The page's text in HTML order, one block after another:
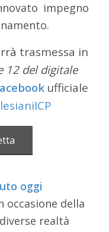
impegno
trasmessa in
12 del digitale
ufficiale
oggi
occasione della
realtà